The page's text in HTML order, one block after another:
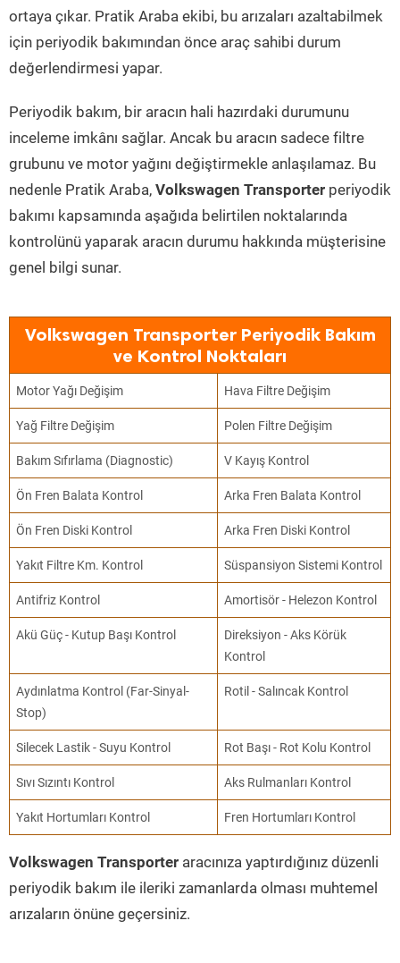
ortaya çıkar. Pratik Araba ekibi, bu arızaları azaltabilmek
için periyodik bakımından önce araç sahibi durum
değerlendirmesi yapar.
Periyodik bakım, bir aracın hali hazırdaki durumunu
inceleme imkânı sağlar. Ancak bu aracın sadece filtre
grubunu ve motor yağını değiştirmekle anlaşılamaz. Bu
nedenle Pratik Araba, Volkswagen Transporter periyodik
bakımı kapsamında aşağıda belirtilen noktalarında
kontrolünü yaparak aracın durumu hakkında müşterisine
genel bilgi sunar.
Volkswagen Transporter Periyodik Bakım
ve Kontrol Noktaları
Motor Yağı Değişim Hava Filtre Değişim
Yağ Filtre Değişim Polen Filtre Değişim
Bakım Sıfırlama (Diagnostic) V Kayış Kontrol
Ön Fren Balata Kontrol Arka Fren Balata Kontrol
Ön Fren Diski Kontrol Arka Fren Diski Kontrol
Yakıt Filtre Km. Kontrol Süspansiyon Sistemi Kontrol
Antifriz Kontrol Amortisör - Helezon Kontrol
Akü Güç - Kutup Başı Kontrol
Direksiyon - Aks Körük
Kontrol
Aydınlatma Kontrol (Far-Sinyal-
Stop)
Rotil - Salıncak Kontrol
Silecek Lastik - Suyu Kontrol Rot Başı - Rot Kolu Kontrol
Sıvı Sızıntı Kontrol Aks Rulmanları Kontrol
Yakıt Hortumları Kontrol Fren Hortumları Kontrol
Volkswagen Transporter aracınıza yaptırdığınız düzenli
periyodik bakım ile ileriki zamanlarda olması muhtemel
arızaların önüne geçersiniz.